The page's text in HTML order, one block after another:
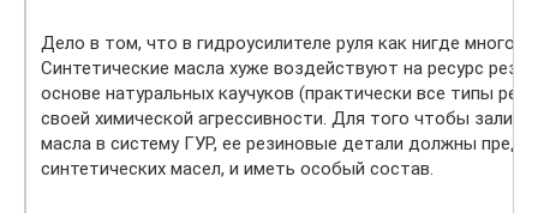
Дело в том, что в гидроусилителе руля как нигде много
Синтетические масла хуже воздействуют на ресурс
основе натуральных каучуков (практически все типы
своей химической агрессивности. Для того чтобы
масла в систему ГУР, ее резиновые детали должны
синтетических масел, и иметь особый состав.